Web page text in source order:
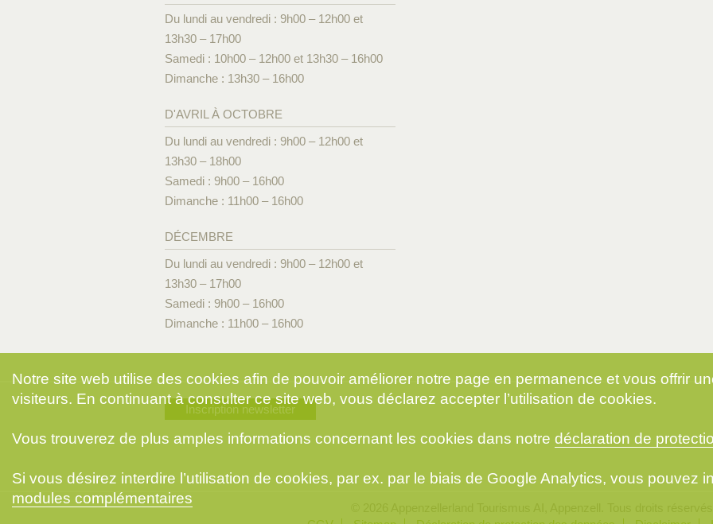
Du lundi au vendredi : 9h00 – 12h00 et
13h30 – 17h00
Samedi : 10h00 – 12h00 et 13h30 – 16h00
Dimanche : 13h30 – 16h00
D'AVRIL À OCTOBRE
Du lundi au vendredi : 9h00 – 12h00 et
13h30 – 18h00
Samedi : 9h00 – 16h00
Dimanche : 11h00 – 16h00
DÉCEMBRE
Du lundi au vendredi : 9h00 – 12h00 et
13h30 – 17h00
Samedi : 9h00 – 16h00
Dimanche : 11h00 – 16h00
Inscription newsletter
Notre site web utilise des cookies afin de pouvoir améliorer notre page en permanence et vous offrir
visiteurs. En continuant à consulter ce site web, vous déclarez accepter l’utilisation de cookies.
Vous trouverez de plus amples informations concernant les cookies dans notre déclaration de
Si vous désirez interdire l’utilisation de cookies, par ex. par le biais de Google Analytics, vous pouvez
modules complémentaires